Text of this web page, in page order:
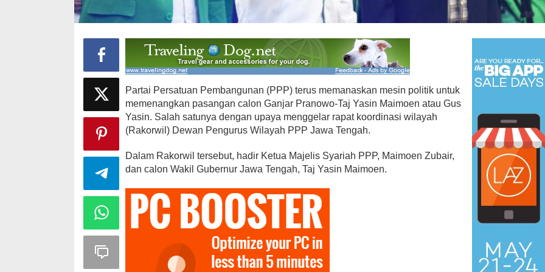
Partai Persatuan Pembangunan (PPP) terus memanaskan mesin politik untuk
memenangkan pasangan calon Ganjar Pranowo-Taj Yasin Maimoen atau Gus
Yasin. Salah satunya dengan upaya menggelar rapat koordinasi wilayah
(Rakorwil) Dewan Pengurus Wilayah PPP Jawa Tengah.
Dalam Rakorwil tersebut, hadir Ketua Majelis Syariah PPP, Maimoen Zubair,
dan calon Wakil Gubernur Jawa Tengah, Taj Yasin Maimoen.
12 Kandidat Bersaing Dalam
Ajang Pemilihan Anggota BPD
Brekat
Di Daerah, Politik Mei 23, 2026
PAN Kota Bandar Lampung
Bergerak Cepat, Ringankan
Beban Keluarga Korban
Kebakara…
Di Bandar Lampung, Duka, Politik Juli 11, 2026